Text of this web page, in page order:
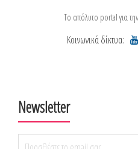
Το απόλυτο portal για
Κοινωνικά δίκτυα:
Newsletter